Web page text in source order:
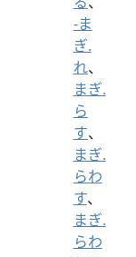
-ま
ぎ.
れ、
まぎ.
ら
す、
まぎ.
らわ
す、
まぎ.
らわ